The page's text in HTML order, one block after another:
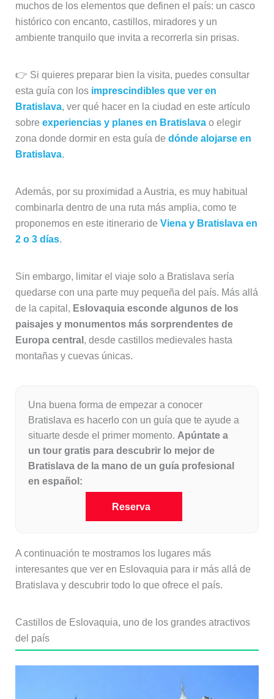
muchos de los elementos que definen el país: un casco
histórico con encanto, castillos, miradores y un
ambiente tranquilo que invita a recorrerla sin prisas.
👉 Si quieres preparar bien la visita, puedes consultar
esta guía con los imprescindibles que ver en
Bratislava, ver qué hacer en la ciudad en este artículo
sobre experiencias y planes en Bratislavao elegir
zona donde dormir en esta guía de dónde alojarse en
Bratislava.
Además, por su proximidad a Austria, es muy habitual
combinarla dentro de una ruta más amplia, como te
proponemos en este itinerario de Viena y Bratislava en
2 o 3 días.
Sin embargo, limitar el viaje solo a Bratislava sería
quedarse con una parte muy pequeña del país. Más allá
de la capital, Eslovaquia esconde algunos de los
paisajes y monumentos más sorprendentes de
Europa central , desde castillos medievales hasta
montañas y cuevas únicas.
Una buena forma de empezar a conocer
Bratislava es hacerlo con un guía que te ayude a
situarte desde el primer momento. Apúntate a
un tour gratis para descubrir lo mejor de
Bratislava de la mano de un guía profesional
en español:
Reserva
A continuación te mostramos los lugares más
interesantes que ver en Eslovaquia para ir más allá de
Bratislava y descubrir todo lo que ofrece el país.
Castillos de Eslovaquia, uno de los grandes atractivos
del país